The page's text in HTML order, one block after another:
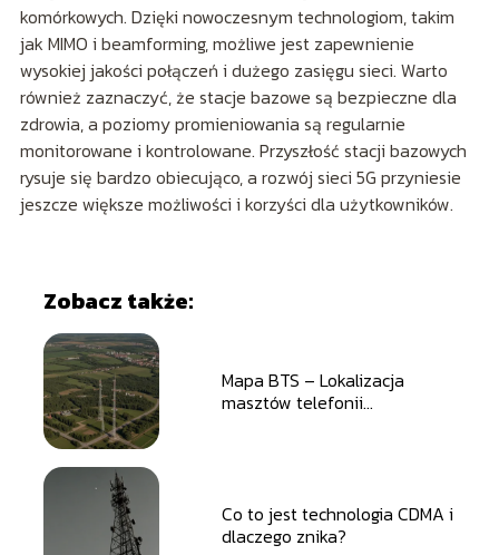
komórkowych. Dzięki nowoczesnym technologiom, takim
jak MIMO i beamforming, możliwe jest zapewnienie
wysokiej jakości połączeń i dużego zasięgu sieci. Warto
również zaznaczyć, że stacje bazowe są bezpieczne dla
zdrowia, a poziomy promieniowania są regularnie
monitorowane i kontrolowane. Przyszłość stacji bazowych
rysuje się bardzo obiecująco, a rozwój sieci 5G przyniesie
jeszcze większe możliwości i korzyści dla użytkowników.
Zobacz także:
Mapa BTS – Lokalizacja
masztów telefonii
Co to jest technologia CDMA i
dlaczego znika?